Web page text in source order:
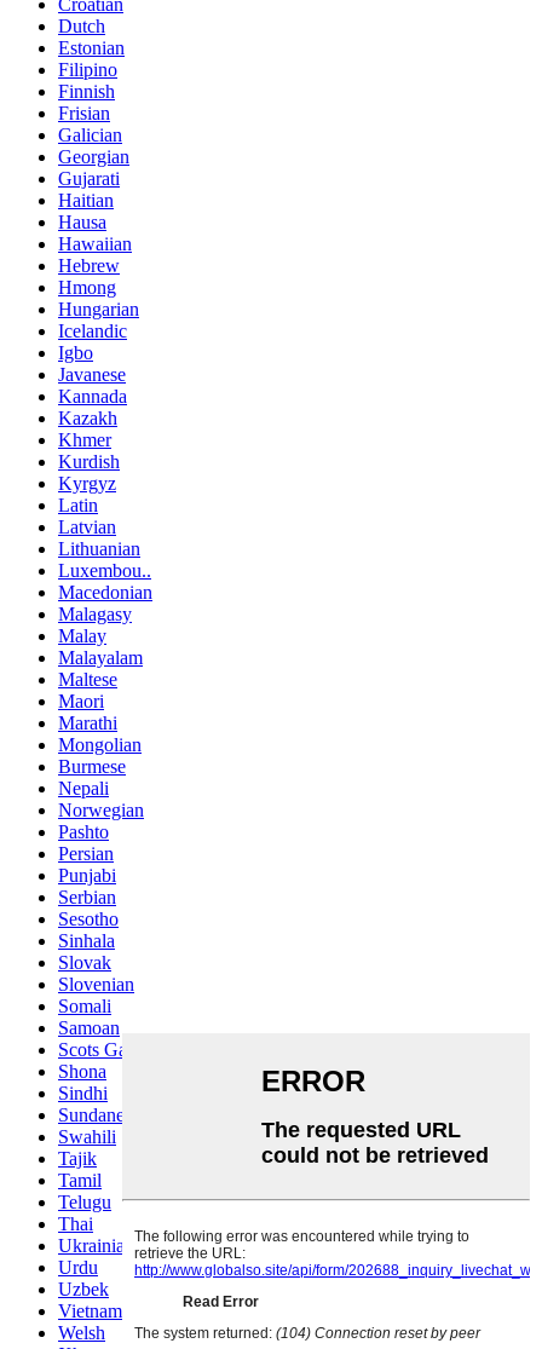
Croatian
Dutch
Estonian
Filipino
Finnish
Frisian
Galician
Georgian
Gujarati
Haitian
Hausa
Hawaiian
Hebrew
Hmong
Hungarian
Icelandic
Igbo
Javanese
Kannada
Kazakh
Khmer
Kurdish
Kyrgyz
Latin
Latvian
Lithuanian
Luxembou..
Macedonian
Malagasy
Malay
Malayalam
Maltese
Maori
Marathi
Mongolian
Burmese
Nepali
Norwegian
Pashto
Persian
Punjabi
Serbian
Sesotho
Sinhala
Slovak
Slovenian
Somali
Samoan
Scots Gaelic
Shona
Sindhi
Sundanese
Swahili
Tajik
Tamil
Telugu
Thai
Ukrainian
Urdu
Uzbek
Vietnamese
Welsh